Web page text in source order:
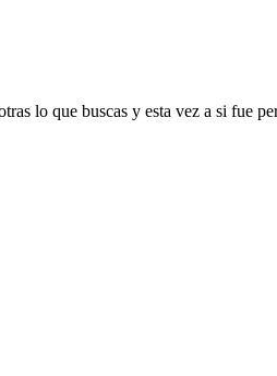
lo que buscas y esta vez a si fue